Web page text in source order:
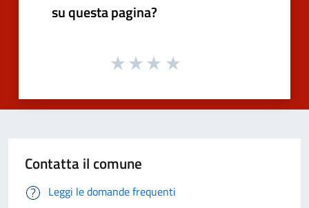
su questa pagina?
Contatta il comune
Leggi le domande frequenti